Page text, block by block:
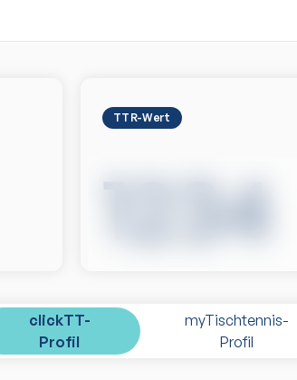
TTR-Wert
1234
clickTT-
Profil
myTischtennis-
Profil